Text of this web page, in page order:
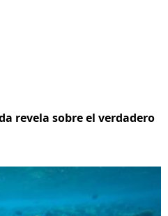
revela sobre el verdadero